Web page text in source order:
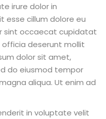
irure dolor in
esse cillum dolore eu
sint occaecat cupidatat
officia deserunt mollit
dolor sit amet,
do eiusmod tempor
aliqua. Ut enim ad
in voluptate velit